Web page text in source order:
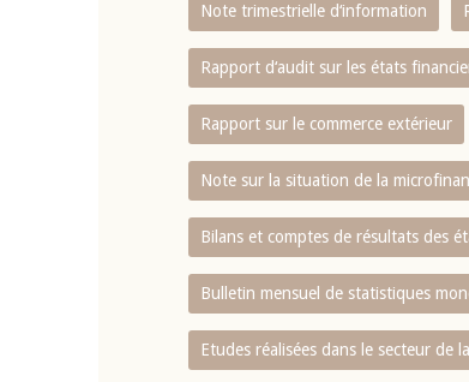
Note trimestrielle d‘information
Rapport d‘audit sur les états
Rapport sur le commerce extérieur
Note sur la situation de la
Bilans et comptes de résultats des
Bulletin mensuel de statistiques
Etudes réalisées dans le secteur de